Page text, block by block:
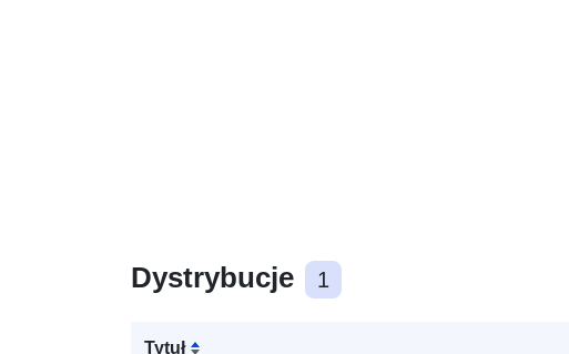
Dystrybucje 1
Tytuł